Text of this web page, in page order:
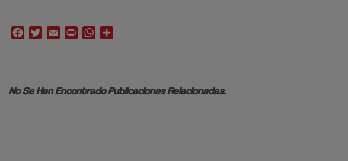
FacebookTwitterEmail Print WhatsApp
No Se Han Encontrado Publicaciones Relacionadas.